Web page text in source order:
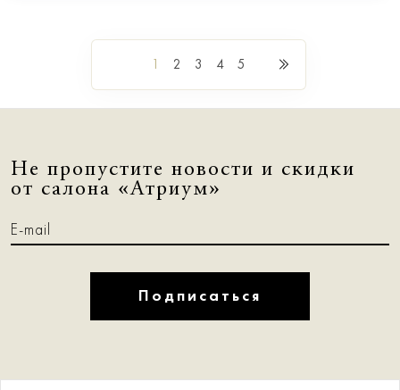
1 2 3 4 5
Не пропустите новости и скидки
от салона «Атриум»
Подписаться